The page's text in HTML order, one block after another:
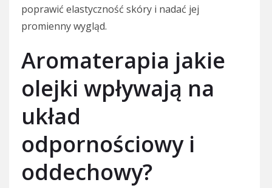
poprawić elastyczność skóry i nadać jej
promienny wygląd.
Aromaterapia jakie
olejki wpływają na
układ
odpornościowy i
oddechowy?